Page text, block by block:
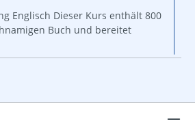
Englisch Dieser Kurs enthält 800
Buch und bereitet